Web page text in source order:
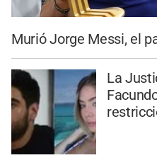
Murió Jorge Messi, el
La